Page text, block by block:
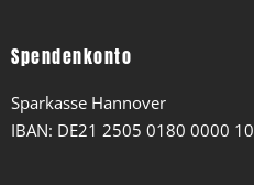
Spendenkonto
Sparkasse Hannover
IBAN: DE21 2505 0180 0000